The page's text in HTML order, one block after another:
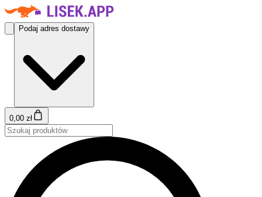
Podaj adres dostawy
0,00 zł